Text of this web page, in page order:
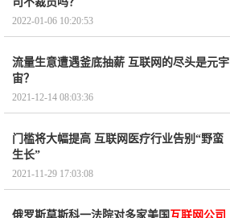
2022-01-06 10:20:53
流量生意遭遇釜底抽薪 互联网的尽头是元宇
宙？
2021-12-14 08:03:36
门槛将大幅提高 互联网医疗行业告别“野蛮
生长”
2021-11-29 17:03:08
俄罗斯莫斯科一法院对多家美国 互联网公司